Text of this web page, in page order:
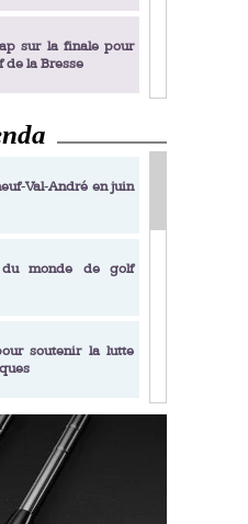
sur la finale pour
de la Bresse
du Prieuré, elles
la finale
pour les femmes
: les premières
Xanthopoulos,
de nouvelles
en juin
du monde de golf
soutenir la lutte
: Lacoste Golf
deux circuits
Cup : le nouvel